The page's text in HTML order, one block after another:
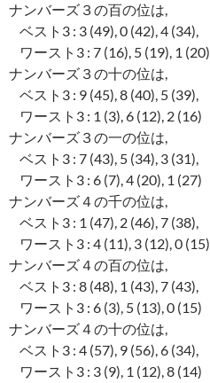
ナンバーズ３の百の位は,
ベスト3 : 3 (49), 0 (42), 4 (34),
ワースト3 : 7 (16), 5 (19), 1 (20)
ナンバーズ３の十の位は,
ベスト3 : 9 (45), 8 (40), 5 (39),
ワースト3 : 1 (3), 6 (12), 2 (16)
ナンバーズ３の一の位は,
ベスト3 : 7 (43), 5 (34), 3 (31),
ワースト3 : 6 (7), 4 (20), 1 (27)
ナンバーズ４の千の位は,
ベスト3 : 1 (47), 2 (46), 7 (38),
ワースト3 : 4 (11), 3 (12), 0 (15)
ナンバーズ４の百の位は,
ベスト3 : 8 (48), 1 (43), 7 (43),
ワースト3 : 6 (3), 5 (13), 0 (15)
ナンバーズ４の十の位は,
ベスト3 : 4 (57), 9 (56), 6 (34),
ワースト3 : 3 (9), 1 (12), 8 (14)